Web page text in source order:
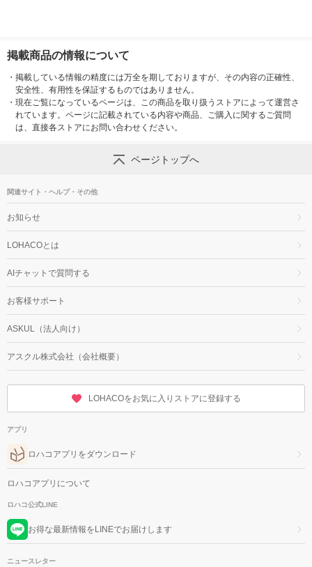
掲載商品の情報について
・ 掲載している情報の精度には万全を期しておりますが、その内容の正確性、
安全性、有用性を保証するものではありません。
・ 現在ご覧になっているページは、この商品を取り扱うストアによって運営さ
れています。ページに記載されている内容や商品、ご購入に関するご質問
は、直接各ストアにお問い合わせください。
ページトップへ
関連サイト・ヘルプ・その他
お知らせ
LOHACOとは
AIチャットで質問する
お客様サポート
ASKUL（法人向け）
アスクル株式会社（会社概要）
LOHACOをお気に入りストアに登録する
アプリ
ロハコアプリをダウンロード
ロハコアプリについて
ロハコ公式LINE
お得な最新情報をLINEでお届けします
ニュースレター